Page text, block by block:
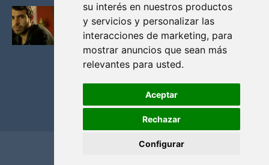
su interés en nuestros productos
y servicios y personalizar las
interacciones de marketing, para
mostrar anuncios que sean más
relevantes para usted.
Aceptar
Rechazar
Configurar
BLACK MIRROR: TODA TU HISTORIA. EPISODIO 3.
LA CRITICA
Mayo 17, 2012
Privacidad y cookies
Contacto